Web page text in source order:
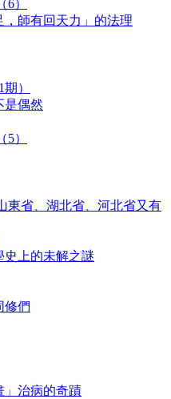
）
師有回天力」的法理
）
是偶然
）
東省、湖北省、河北省又有
史上的未解之謎
修們
」治病的奇蹟